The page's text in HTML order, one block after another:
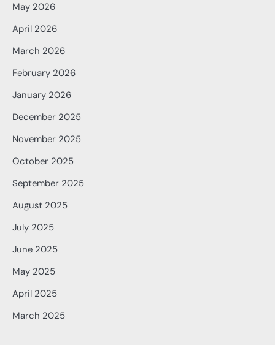
May 2026
April 2026
March 2026
February 2026
January 2026
December 2025
November 2025
October 2025
September 2025
August 2025
July 2025
June 2025
May 2025
April 2025
March 2025